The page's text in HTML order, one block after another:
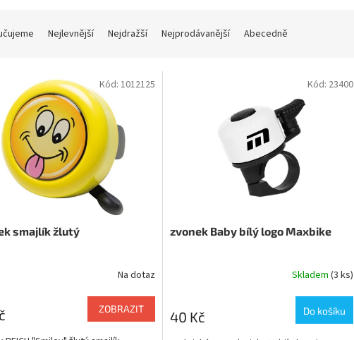
Nejlevnější Nejdražší Nejprodávanější Abecedně
smajlík žlutý
Na dotaz
ZOBRAZIT
Kód: 1012125
zvonek Baby bílý logo Maxbike
Skladem (3 ks)
40 Kč Do košíku
Kód: 23400